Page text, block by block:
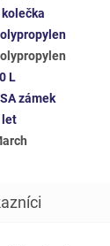
kolečka
L
zámek
let